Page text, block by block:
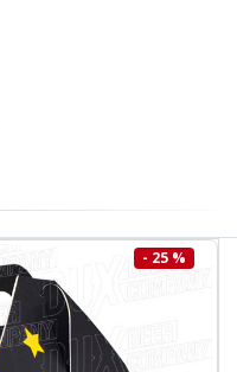
- 25 %